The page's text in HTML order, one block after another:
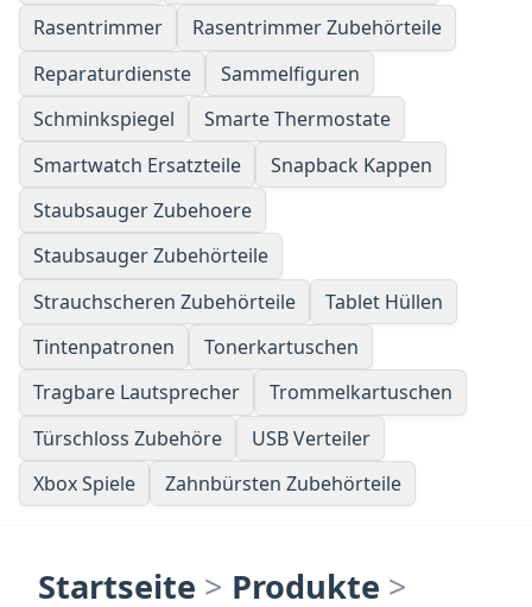
Rasentrimmer
Rasentrimmer Zubehörteile
Reparaturdienste
Sammelfiguren
Schminkspiegel
Smarte Thermostate
Smartwatch Ersatzteile
Snapback Kappen
Staubsauger Zubehoere
Staubsauger Zubehörteile
Strauchscheren Zubehörteile
Tablet Hüllen
Tintenpatronen
Tonerkartuschen
Tragbare Lautsprecher
Trommelkartuschen
Türschloss Zubehöre
USB Verteiler
Xbox Spiele
Zahnbürsten Zubehörteile
Startseite > Produkte >